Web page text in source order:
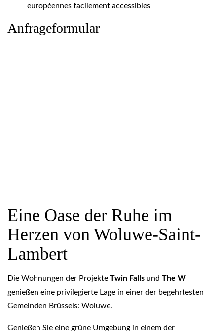
européennes facilement accessibles
Anfrageformular
Eine Oase der Ruhe im
Herzen von Woluwe-Saint-
Lambert
Die Wohnungen der Projekte Twin Falls und The W
genießen eine privilegierte Lage in einer der begehrtesten
Gemeinden Brüssels: Woluwe.
Genießen Sie eine grüne Umgebung in einem der